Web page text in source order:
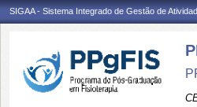
SIGAA - Sistema Integrado de Gestão de